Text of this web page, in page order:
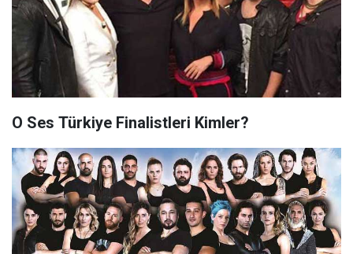
O Ses Türkiye Finalistleri Kimler?